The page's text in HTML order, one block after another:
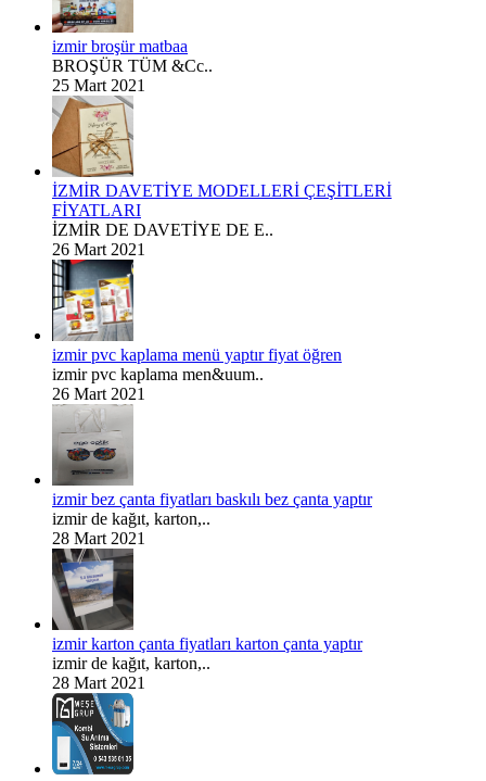
izmir broşür matbaa
BROŞÜR TÜM &Cc..
25 Mart 2021
İZMİR DAVETİYE MODELLERİ ÇEŞİTLERİ
FİYATLARI
İZMİR DE DAVETİYE DE E..
26 Mart 2021
izmir pvc kaplama menü yaptır fiyat öğren
izmir pvc kaplama men&uum..
26 Mart 2021
izmir bez çanta fiyatları baskılı bez çanta yaptır
izmir de kağıt, karton,..
28 Mart 2021
izmir karton çanta fiyatları karton çanta yaptır
izmir de kağıt, karton,..
28 Mart 2021